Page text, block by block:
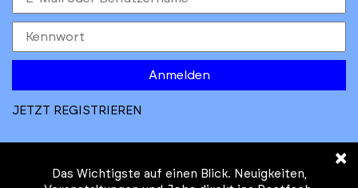
Anmelden
JETZT REGISTRIEREN
×
Das Wichtigste auf einen Blick. Neuigkeiten,